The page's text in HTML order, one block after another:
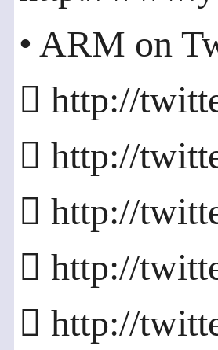
• ARM on
 http://
 http://
 http://
 http://
 http://